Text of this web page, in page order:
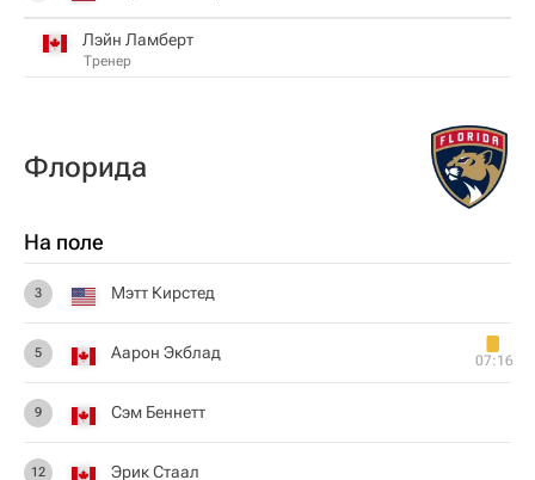
Лэйн Ламберт
Тренер
Флорида
На поле
3 Мэтт Кирстед
5 Аарон Экблад 07:16
9 Сэм Беннетт
12 Эрик Стаал